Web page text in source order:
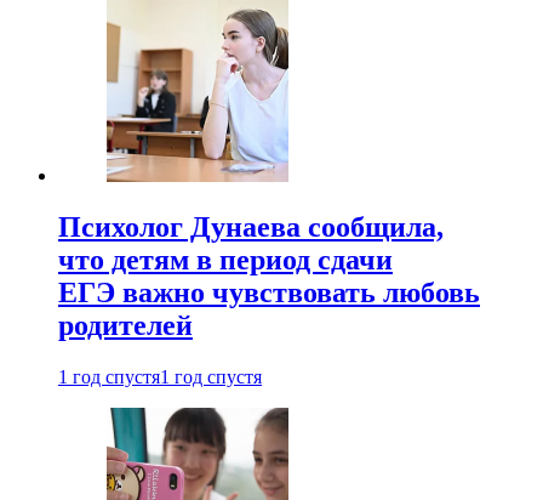
Психолог Дунаева сообщила,
что детям в период сдачи
ЕГЭ важно чувствовать любовь
родителей
1 год спустя1 год спустя